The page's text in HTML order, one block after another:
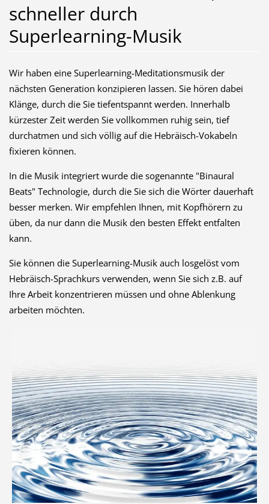
schneller durch
Superlearning-Musik
Wir haben eine Superlearning-Meditationsmusik der
nächsten Generation konzipieren lassen. Sie hören dabei
Klänge, durch die Sie tiefentspannt werden. Innerhalb
kürzester Zeit werden Sie vollkommen ruhig sein, tief
durchatmen und sich völlig auf die Hebräisch-Vokabeln
fixieren können.
In die Musik integriert wurde die sogenannte "Binaural
Beats" Technologie, durch die Sie sich die Wörter dauerhaft
besser merken. Wir empfehlen Ihnen, mit Kopfhörern zu
üben, da nur dann die Musik den besten Effekt entfalten
kann.
Sie können die Superlearning-Musik auch losgelöst vom
Hebräisch-Sprachkurs verwenden, wenn Sie sich z.B. auf
Ihre Arbeit konzentrieren müssen und ohne Ablenkung
arbeiten möchten.